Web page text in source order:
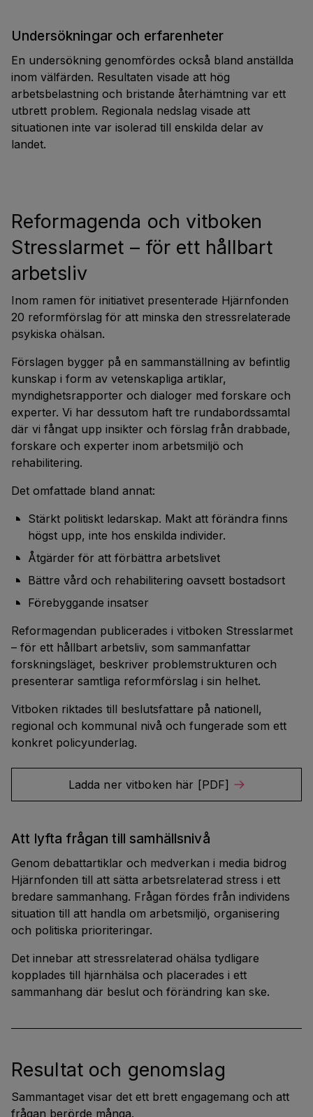
Undersökningar och erfarenheter
En undersökning genomfördes också bland anställda
inom välfärden. Resultaten visade att hög
arbetsbelastning och bristande återhämtning var ett
utbrett problem. Regionala nedslag visade att
situationen inte var isolerad till enskilda delar av
landet.
Reformagenda och vitboken
Stresslarmet – för ett hållbart
arbetsliv
Inom ramen för initiativet presenterade Hjärnfonden
20 reformförslag för att minska den stressrelaterade
psykiska ohälsan.
Förslagen bygger på en sammanställning av befintlig
kunskap i form av vetenskapliga artiklar,
myndighetsrapporter och dialoger med forskare och
experter. Vi har dessutom haft tre rundabordssamtal
där vi fångat upp insikter och förslag från drabbade,
forskare och experter inom arbetsmiljö och
rehabilitering.
Det omfattade bland annat:
Stärkt politiskt ledarskap. Makt att förändra finns
högst upp, inte hos enskilda individer.
Åtgärder för att förbättra arbetslivet
Bättre vård och rehabilitering oavsett bostadsort
Förebyggande insatser
Reformagendan publicerades i vitboken Stresslarmet
– för ett hållbart arbetsliv, som sammanfattar
forskningsläget, beskriver problemstrukturen och
presenterar samtliga reformförslag i sin helhet.
Vitboken riktades till beslutsfattare på nationell,
regional och kommunal nivå och fungerade som ett
konkret policyunderlag.
Ladda ner vitboken här [PDF]
Att lyfta frågan till samhällsnivå
Genom debattartiklar och medverkan i media bidrog
Hjärnfonden till att sätta arbetsrelaterad stress i ett
bredare sammanhang. Frågan fördes från individens
situation till att handla om arbetsmiljö, organisering
och politiska prioriteringar.
Det innebar att stressrelaterad ohälsa tydligare
kopplades till hjärnhälsa och placerades i ett
sammanhang där beslut och förändring kan ske.
Resultat och genomslag
Sammantaget visar det ett brett engagemang och att
frågan berörde många.